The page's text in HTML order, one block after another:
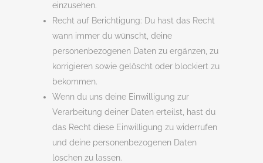
einzusehen.
Recht auf Berichtigung: Du hast das Recht
wann immer du wünscht, deine
personenbezogenen Daten zu ergänzen, zu
korrigieren sowie gelöscht oder blockiert zu
bekommen.
Wenn du uns deine Einwilligung zur
Verarbeitung deiner Daten erteilst, hast du
das Recht diese Einwilligung zu widerrufen
und deine personenbezogenen Daten
löschen zu lassen.